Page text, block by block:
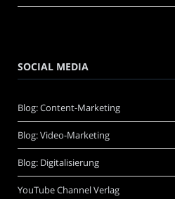
SOCIAL MEDIA
Blog: Content-Marketing
Blog: Video-Marketing
Blog: Digitalisierung
YouTube Channel Verlag